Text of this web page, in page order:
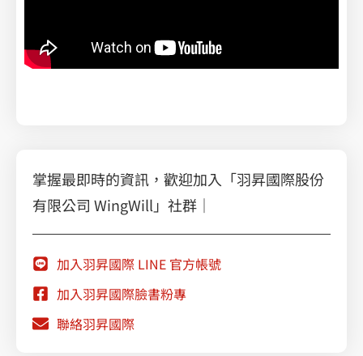
掌握最即時的資訊，歡迎加入「羽昇國際股份
有限公司 WingWill」社群｜
加入羽昇國際 LINE 官方帳號
加入羽昇國際臉書粉專
聯絡羽昇國際